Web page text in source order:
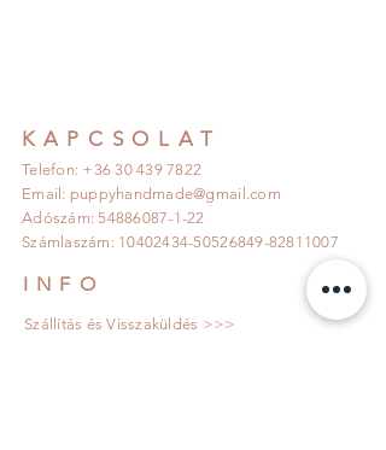
KAPCSOLAT
Telefon: +36 30 439 7822
Email: puppyhandmade@gmail.com
Adószám:54886087-1-22
Számlaszám: 10402434-50526849-82811007
INFO
Szállítás és Visszaküldés >>>